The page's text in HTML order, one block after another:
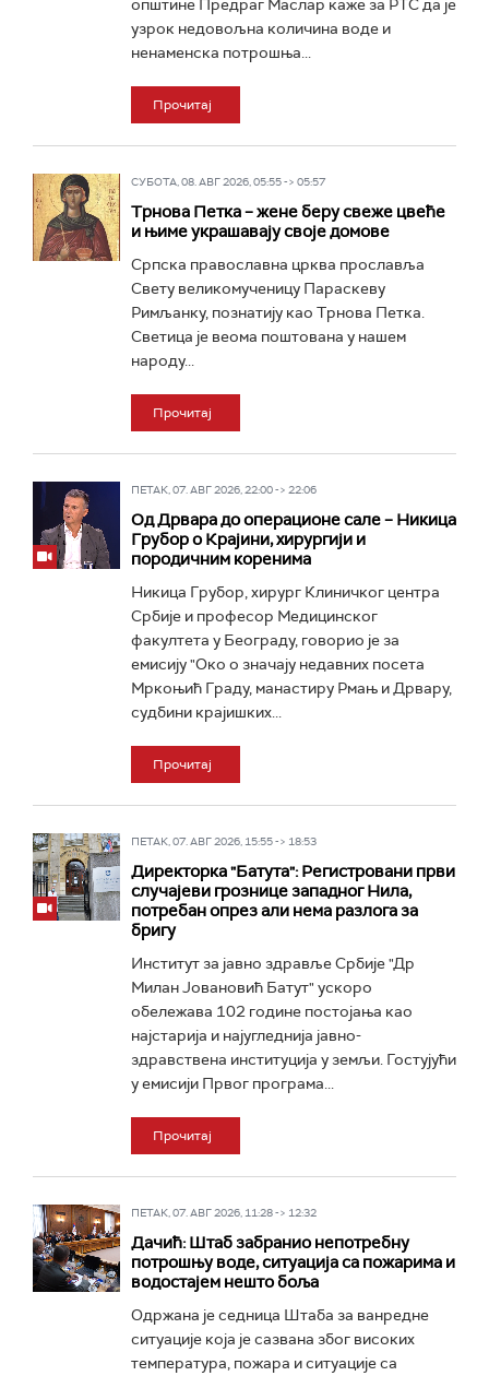
општине Предраг Маслар каже за РТС да је
узрок недовољна количина воде и
ненаменска потрошња...
Прочитај
СУБОТА, 08. АВГ 2026, 05:55 -> 05:57
Трнова Петка – жене беру свеже цвеће
и њиме украшавају своје домове
Српска православна црква прославља
Свету великомученицу Параскеву
Римљанку, познатију као Трнова Петка.
Светица је веома поштована у нашем
народу...
Прочитај
ПЕТАК, 07. АВГ 2026, 22:00 -> 22:06
Од Дрвара до операционе сале – Никица
Грубор о Крајини, хирургији и
породичним коренима
Никица Грубор, хирург Клиничког центра
Србије и професор Медицинског
факултета у Београду, говорио је за
емисију "Око о значају недавних посета
Мркоњић Граду, манастиру Рмањ и Дрвару,
судбини крајишких...
Прочитај
ПЕТАК, 07. АВГ 2026, 15:55 -> 18:53
Директорка "Батута": Регистровани први
случајеви грознице западног Нила,
потребан опрез али нема разлога за
бригу
Институт за јавно здравље Србије "Др
Милан Јовановић Батут" ускоро
обележава 102 године постојања као
најстарија и најугледнија јавно-
здравствена институција у земљи. Гостујући
у емисији Првог програма...
Прочитај
ПЕТАК, 07. АВГ 2026, 11:28 -> 12:32
Дачић: Штаб забранио непотребну
потрошњу воде, ситуација са пожарима и
водостајем нешто боља
Одржана је седница Штаба за ванредне
ситуације која је сазвана због високих
температура, пожара и ситуације са